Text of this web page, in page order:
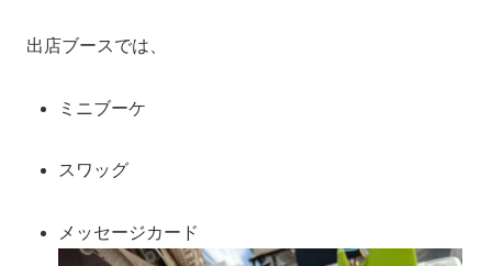
出店ブースでは、
ミニブーケ
スワッグ
メッセージカード